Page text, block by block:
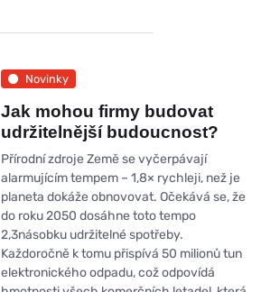
Novinky
Jak mohou firmy budovat
udržitelnější budoucnost?
Přírodní zdroje Země se vyčerpávají
alarmujícím tempem – 1,8× rychleji, než je
planeta dokáže obnovovat. Očekává se, že
do roku 2050 dosáhne toto tempo
2,3násobku udržitelné spotřeby.
Každoročně k tomu přispívá 50 milionů tun
elektronického odpadu, což odpovídá